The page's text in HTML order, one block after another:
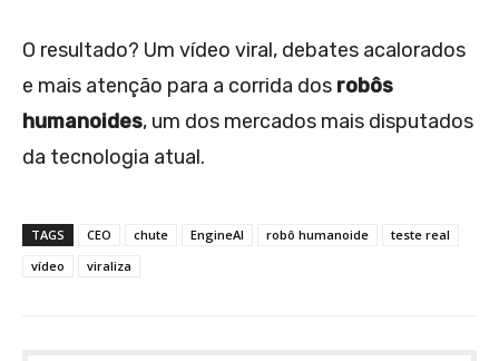
O resultado? Um vídeo viral, debates acalorados
e mais atenção para a corrida dos robôs
humanoides, um dos mercados mais disputados
da tecnologia atual.
TAGS CEO chute EngineAI robô humanoide
teste real
vídeo
viraliza